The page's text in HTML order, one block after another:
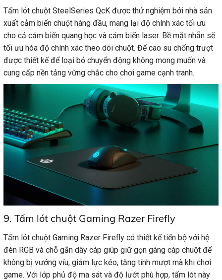
Tấm lót chuột SteelSeries QcK được thử nghiệm bởi nhà sản
xuất cảm biến chuột hàng đầu, mang lại độ chính xác tối ưu
cho cả cảm biến quang học và cảm biến laser. Bề mặt nhẵn sẽ
tối ưu hóa độ chính xác theo dõi chuột. Đế cao su chống trượt
được thiết kế để loại bỏ chuyển động không mong muốn và
cung cấp nền tảng vững chắc cho chơi game cạnh tranh.
9. Tấm lót chuột Gaming Razer Firefly
Tấm lót chuột Gaming Razer Firefly có thiết kế tiến bộ với hệ
đèn RGB và chỗ gắn dây cáp giúp giữ gọn gàng cáp chuột để
không bị vướng víu, giảm lực kéo, tăng tính mượt mà khi chơi
game. Với lớp phủ độ ma sát và độ lướt phù hợp, tấm lót này